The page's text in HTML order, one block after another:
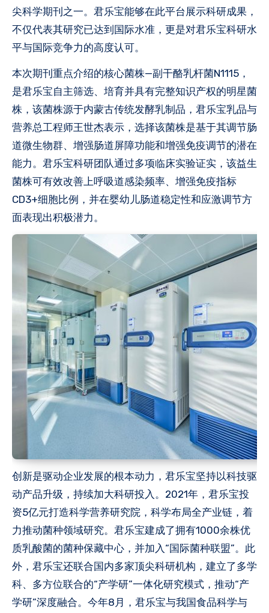
尖科学期刊之一。君乐宝能够在此平台展示科研成果，
不仅代表其研究已达到国际水准，更是对君乐宝科研水
平与国际竞争力的高度认可。
本次期刊重点介绍的核心菌株—副干酪乳杆菌N1115，
是君乐宝自主筛选、培育并具有完整知识产权的明星菌
株，该菌株源于内蒙古传统发酵乳制品，君乐宝乳品与
营养总工程师王世杰表示，选择该菌株是基于其调节肠
道微生物群、增强肠道屏障功能和增强免疫调节的潜在
能力。君乐宝科研团队通过多项临床实验证实，该益生
菌株可有效改善上呼吸道感染频率、增强免疫指标
CD3+细胞比例，并在婴幼儿肠道稳定性和应激调节方
面表现出积极潜力。
创新是驱动企业发展的根本动力，君乐宝坚持以科技驱
动产品升级，持续加大科研投入。2021年，君乐宝投
资5亿元打造科学营养研究院，科学布局全产业链，着
力推动菌种领域研究。君乐宝建成了拥有1000余株优
质乳酸菌的菌种保藏中心，并加入“国际菌种联盟”。此
外，君乐宝还联合国内多家顶尖科研机构，建立了多学
科、多方位联合的“产学研”一体化研究模式，推动“产
学研”深度融合。今年8月，君乐宝与我国食品科学与